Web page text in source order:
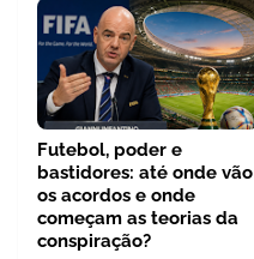
Futebol, poder e
bastidores: até onde vão
os acordos e onde
começam as teorias da
conspiração?